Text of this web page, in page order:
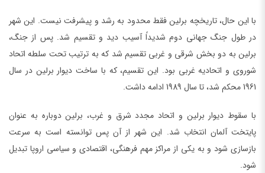
با این حال، تاریخچه برلین فقط محدود به رشد و پیشرفت نیست. این شهر
در طول جنگ جهانی دوم شدیداً آسیب دید و تقسیم شد. پس از جنگ،
برلین به دو بخش شرقی و غربی تقسیم شد که به ترتیب تحت سلطه اتحاد
شوروی و اتحادیه غربی بود. این تقسیم، که با ساخت دیوار برلین در سال
1961 محکم شد، تا سال 1989 ادامه داشت.
با سقوط دیوار برلین و اتحاد مجدد شرق و غرب، برلین دوباره به عنوان
پایتخت آلمان انتخاب شد. این شهر از آن پس توانسته است به سرعت
بازسازی شود و به یکی از مراکز مهم فرهنگی، اقتصادی و سیاسی اروپا تبدیل
شود.